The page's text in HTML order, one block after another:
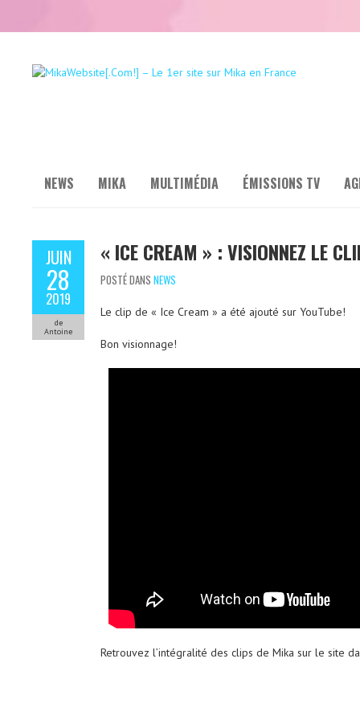
NEWS MIKA MULTIMÉDIA ÉMISSIONS TV
JUIN
28
2019
de
Antoine
« ICE CREAM » : VISIONNEZ LE
POSTÉ DANS NEWS
Le clip de « Ice Cream » a été ajouté sur YouTube!
Bon visionnage!
Retrouvez l’intégralité des clips de Mika sur le site